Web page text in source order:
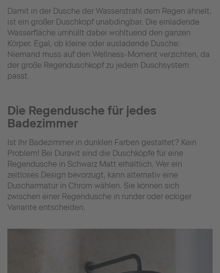
Damit in der Dusche der Wasserstrahl dem Regen ähnelt,
ist ein großer Duschkopf unabdingbar. Die einladende
Wasserfläche umhüllt dabei wohltuend den ganzen
Körper. Egal, ob kleine oder ausladende Dusche:
Niemand muss auf den Wellness-Moment verzichten, da
der große Regenduschkopf zu jedem Duschsystem
passt.
Die Regendusche für jedes
Badezimmer
Ist Ihr Badezimmer in dunklen Farben gestaltet? Kein
Problem! Bei Duravit sind die Duschköpfe für eine
Regendusche in Schwarz Matt erhältlich. Wer ein
zeitloses Design bevorzugt, kann alternativ eine
Duscharmatur in Chrom wählen. Sie können sich
zwischen einer Regendusche in runder oder eckiger
Variante entscheiden.